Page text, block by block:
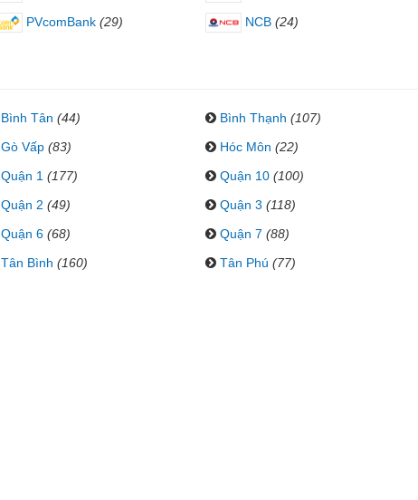
PVcomBank (29) NCB (24)
Bình Tân (44) Bình Thạnh (107)
Gò Vấp (83) Hóc Môn (22)
Quận 1 (177) Quận 10 (100)
Quận 2 (49) Quận 3 (118)
Quận 6 (68) Quận 7 (88)
Tân Bình (160) Tân Phú (77)